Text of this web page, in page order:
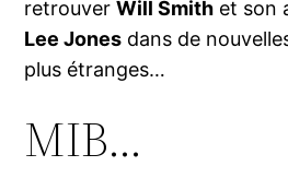
retrouverWill Smith et son
Lee Jones dans de
plus étranges…
MIB…